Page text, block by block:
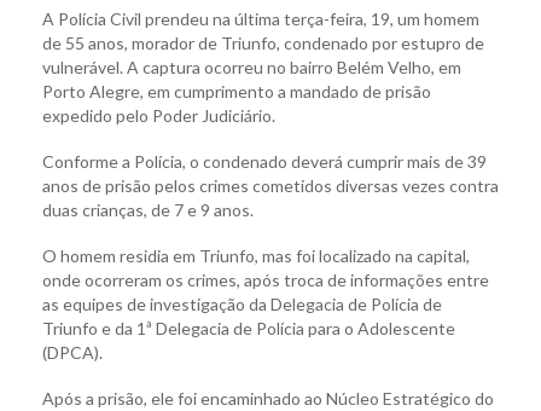
A Polícia Civil prendeu na última terça-feira, 19, um homem
de 55 anos, morador de Triunfo, condenado por estupro de
vulnerável. A captura ocorreu no bairro Belém Velho, em
Porto Alegre, em cumprimento a mandado de prisão
expedido pelo Poder Judiciário.
Conforme a Polícia, o condenado deverá cumprir mais de 39
anos de prisão pelos crimes cometidos diversas vezes contra
duas crianças, de 7 e 9 anos.
O homem residia em Triunfo, mas foi localizado na capital,
onde ocorreram os crimes, após troca de informações entre
as equipes de investigação da Delegacia de Polícia de
Triunfo e da 1ª Delegacia de Polícia para o Adolescente
(DPCA).
Após a prisão, ele foi encaminhado ao Núcleo Estratégico do